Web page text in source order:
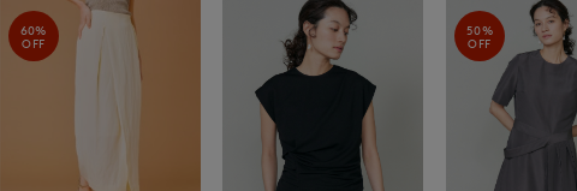
60%
OFF
50%
OFF